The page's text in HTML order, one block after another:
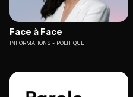
Face à Face
INFORMATIONS POLITIQUE